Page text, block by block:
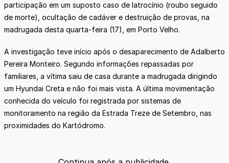
participação em um suposto caso de latrocínio (roubo seguido
de morte), ocultação de cadáver e destruição de provas, na
madrugada desta quarta-feira (17), em Porto Velho.
A investigação teve início após o desaparecimento de Adalberto
Pereira Monteiro. Segundo informações repassadas por
familiares, a vítima saiu de casa durante a madrugada dirigindo
um Hyundai Creta e não foi mais vista. A última movimentação
conhecida do veículo foi registrada por sistemas de
monitoramento na região da Estrada Treze de Setembro, nas
proximidades do Kartódromo.